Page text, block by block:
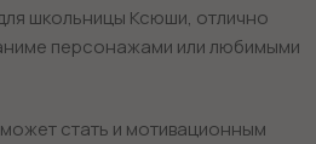
школьницы Ксюши, отлично
персонажами или любимыми
стать и мотивационным